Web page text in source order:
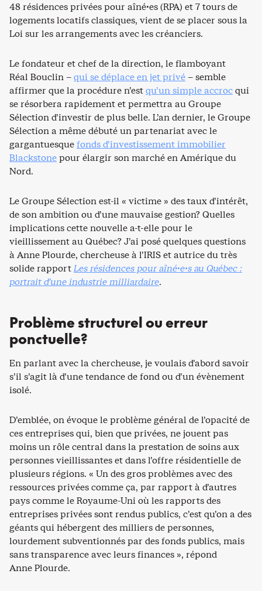
48 résidences privées pour aîné·es (RPA) et 7 tours de
logements locatifs classiques, vient de se placer sous la
Loi sur les arrangements avec les créanciers.
Le fondateur et chef de la direction, le flamboyant
Réal Bouclin –qui se déplace en jet privé – semble
affirmer que la procédure n’estqu’un simple accrocqui
se résorbera rapidement et permettra au Groupe
Sélection d’investir de plus belle. L’an dernier, le Groupe
Sélection a même débuté un partenariat avec le
gargantuesquefonds d’investissement immobilier
Blackstonepour élargir son marché en Amérique du
Nord.
Le Groupe Sélection est-il « victime » des taux d’intérêt,
de son ambition ou d’une mauvaise gestion? Quelles
implications cette nouvelle a-t-elle pour le
vieillissement au Québec? J’ai posé quelques questions
à Anne Plourde, chercheuse à l’IRIS et autrice du très
solide rapportLes résidences pour aîné·e·s au Québec :
portrait d’une industrie milliardaire.
Problème structurel ou erreur
ponctuelle?
En parlant avec la chercheuse, je voulais d’abord savoir
s’il s’agit là d’une tendance de fond ou d’un évènement
isolé.
D’emblée, on évoque le problème général de l’opacité de
ces entreprises qui, bien que privées, ne jouent pas
moins un rôle central dans la prestation de soins aux
personnes vieillissantes et dans l’offre résidentielle de
plusieurs régions. « Un des gros problèmes avec des
ressources privées comme ça, par rapport à d’autres
pays comme le Royaume-Uni où les rapports des
entreprises privées sont rendus publics, c’est qu’on a des
géants qui hébergent des milliers de personnes,
lourdement subventionnés par des fonds publics, mais
sans transparence avec leurs finances », répond
Anne Plourde.